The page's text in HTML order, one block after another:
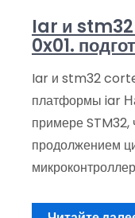
Iar и
0x01.
Iar и stm32
платформы iar
примере STM32,
продолжением